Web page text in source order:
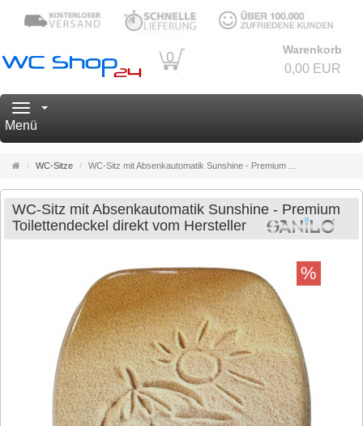
0 Warenkorb
0,00 EUR
Navigation
Menü
Startseite
WC-Sitze WC-Sitz mit Absenkautomatik Sunshine - Premium ...
WC-Sitz mit Absenkautomatik Sunshine - Premium
Toilettendeckel direkt vom Hersteller
%